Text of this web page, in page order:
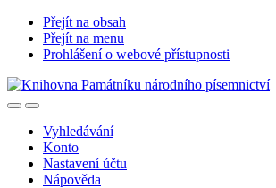
Přejít na obsah
Přejít na menu
Prohlášení o webové přístupnosti
Vyhledávání
Konto
Nastavení účtu
Nápověda